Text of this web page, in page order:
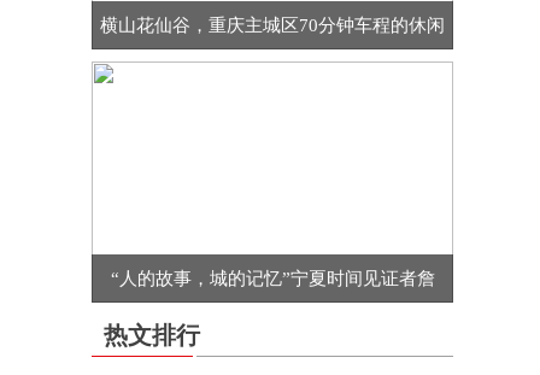
横山花仙谷，重庆主城区70分钟车程的休闲
“人的故事，城的记忆”宁夏时间见证者詹
热文排行